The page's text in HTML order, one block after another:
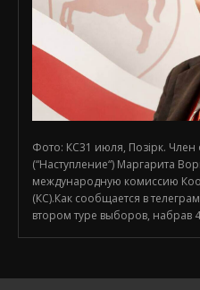
Фото: КС31 июля, Позірк. Член
(“Наступление“) Маргарита
международную комиссию
(КС).Как сообщается в
втором туре выборов, набрав